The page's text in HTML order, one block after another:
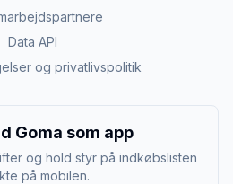
Data API
og privatlivspolitik
Goma som app
og hold styr på indkøbslisten
på mobilen.